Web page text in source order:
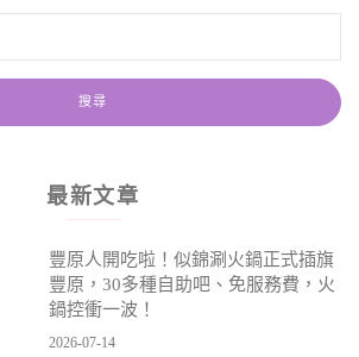
最新文章
豐原人開吃啦！似錦涮火鍋正式插旗
豐原，30多種自助吧、免服務費，火
鍋控衝一波！
2026-07-14